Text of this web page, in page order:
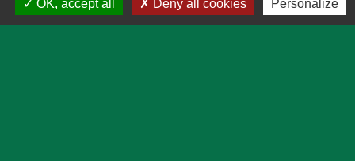
Accessibilité Application mobile Localiti -
OK, accept all
Deny all cookies Personalize